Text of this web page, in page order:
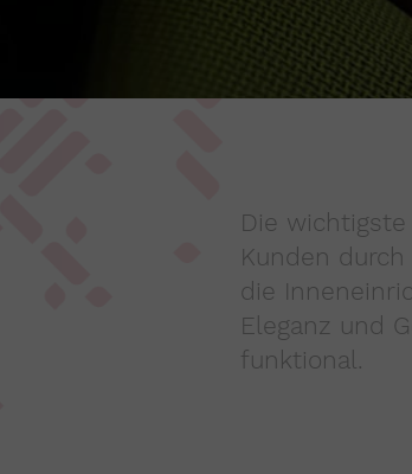
Die
Kunden
die
Eleganz und
funktional.